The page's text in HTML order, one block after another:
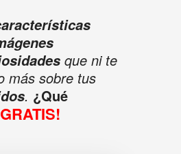
que ni te
más sobre tus
. ¿Qué